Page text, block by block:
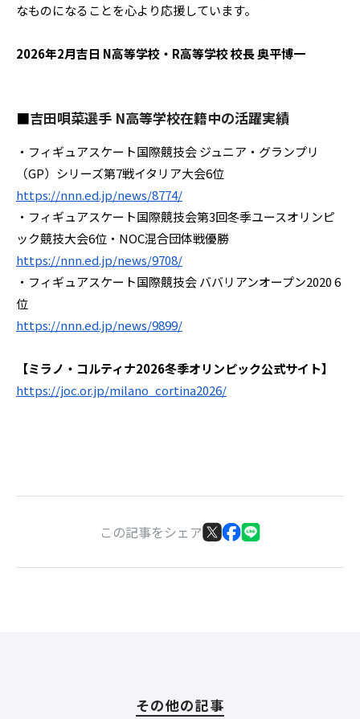
なものになることを心より応援しています。
2026年2月吉日 N高等学校・R高等学校 校長 奥平博一
■吉田唄菜選手 N高等学校在籍中の活躍実績
・フィギュアスケート国際競技会 ジュニア・グランプリ
（GP）シリーズ第7戦イタリア大会6位
https://nnn.ed.jp/news/8774/
・フィギュアスケート国際競技会第3回冬季ユースオリンピ
ック競技大会6位・NOC混合団体戦優勝
https://nnn.ed.jp/news/9708/
・フィギュアスケート国際競技会 ババリアンオープン2020 6
位
https://nnn.ed.jp/news/9899/
【ミラノ・コルティナ2026冬季オリンピック公式サイト】
https://joc.or.jp/milano_cortina2026/
この記事をシェア
その他の記事